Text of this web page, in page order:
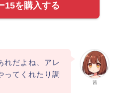
15を購入する
茜
れだよね、アレ
ってくれたり調